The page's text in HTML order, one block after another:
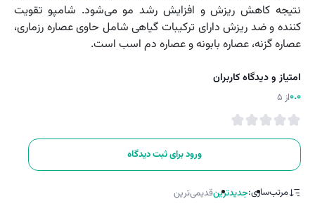
نتیجه کاهش ریزش و افزایش رشد مو می‌شود. شامپو تقویت
کننده و ضد ریزش دارای ترکیبات گیاهی شامل حاوی عصاره رزماری،
عصاره گزنه، عصاره بابونه و عصاره دم اسب است.
امتیاز و دیدگاه کاربران
0.0از 5
ورود برای ثبت دیدگاه
مرتب‌سازی:جدیدترینقدیمی‌ترین